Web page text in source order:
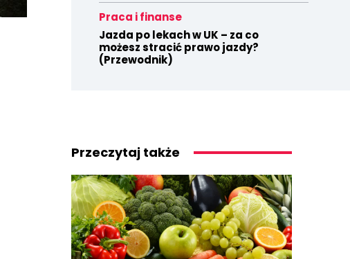
Praca i finanse
Jazda po lekach w UK – za co
możesz stracić prawo jazdy?
(Przewodnik)
Przeczytaj także